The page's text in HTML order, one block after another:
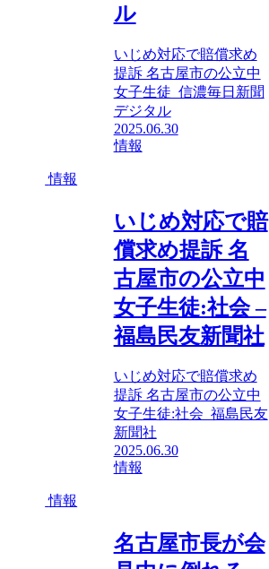
ル
いじめ対応で賠償求め
提訴 名古屋市の公立中
女子生徒 信濃毎日新聞
デジタル
2025.06.30
情報
情報
いじめ対応で賠
償求め提訴 名
古屋市の公立中
女子生徒:社会 –
福島民友新聞社
いじめ対応で賠償求め
提訴 名古屋市の公立中
女子生徒:社会 福島民友
新聞社
2025.06.30
情報
情報
名古屋市長が会